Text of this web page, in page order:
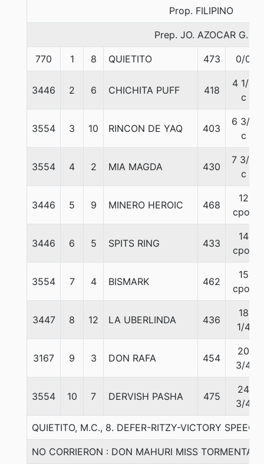
Prop. FILIPINO
Prep. JO. AZOCAR G.
770 1 8 QUIETITO 473 0/0
3446 2 6 CHICHITA PUFF 418
4 1/4
c
3554 3 10 RINCON DE YAQ 403
6 3/4
c
3554 4 2 MIA MAGDA 430
7 3/4
c
3446 5 9 MINERO HEROIC 468
12
cpos
3446 6 5 SPITS RING 433
14
cpos
3554 7 4 BISMARK 462
15
cpos
3447 8 12 LA UBERLINDA 436
18
1/4
3167 9 3 DON RAFA 454
20
3/4
3554 10 7 DERVISH PASHA 475
24
3/4
QUIETITO, M.C., 8. DEFER-RITZY-VICTORY SPEECH
NO CORRIERON : DON MAHURI MISS TORMENTA